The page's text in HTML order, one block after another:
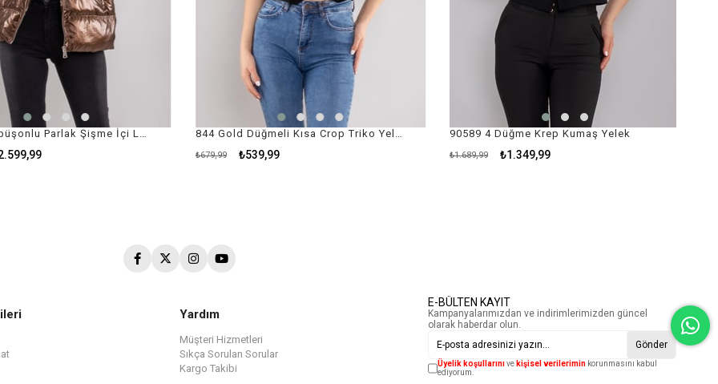
D99071 Kapüşonlu Parlak Şişme İçi Leopar Astarlı Yelek 844 Gold Düğmeli Kısa Crop Triko Yelek
₺539,99
₺679,99
90589 4 Düğme Krep Kumaş Yelek
₺1.349,99
₺1.689,99
Yardım
Müşteri Hizmetleri
Sıkça Sorulan Sorular
Kargo Takibi
E-BÜLTEN KAYIT
Kampanyalarımızdan ve indirimlerimizden güncel
olarak haberdar olun.
Gönder
Üyelik koşullarınıve kişisel verilerimin korunmasını kabul
ediyorum.